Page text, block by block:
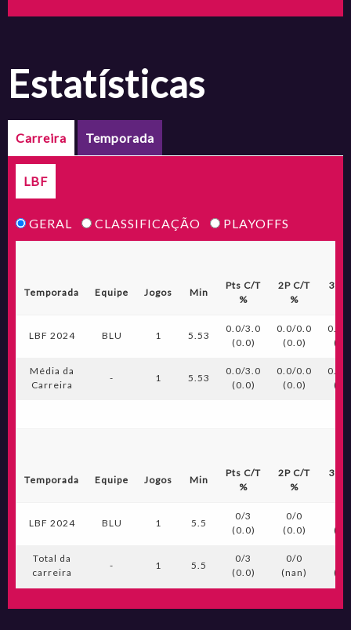
estatísticas
Carreira Temporada
LBF
GERAL CLASSIFICAÇÃO PLAYOFFS
Temporada Equipe Jogos Min
Pts C/T
%
2P C/T
%
3P
LBF 2024 BLU 1 5.53
0.0/3.0
(0.0)
0.0/0.0
(0.0)
0.0/
Média da
Carreira
- 1 5.53
0.0/3.0
(0.0)
0.0/0.0
(0.0)
0.0/
Temporada Equipe Jogos Min
Pts C/T
%
2P C/T
%
3P
LBF 2024 BLU 1 5.5
0/3
(0.0)
0/0
(0.0)
Total da
carreira
- 1 5.5
0/3
(0.0)
0/0
(nan)